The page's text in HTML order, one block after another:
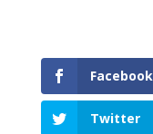
Facebook
Twitter